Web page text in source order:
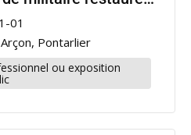
01
Pontarlier
ou exposition